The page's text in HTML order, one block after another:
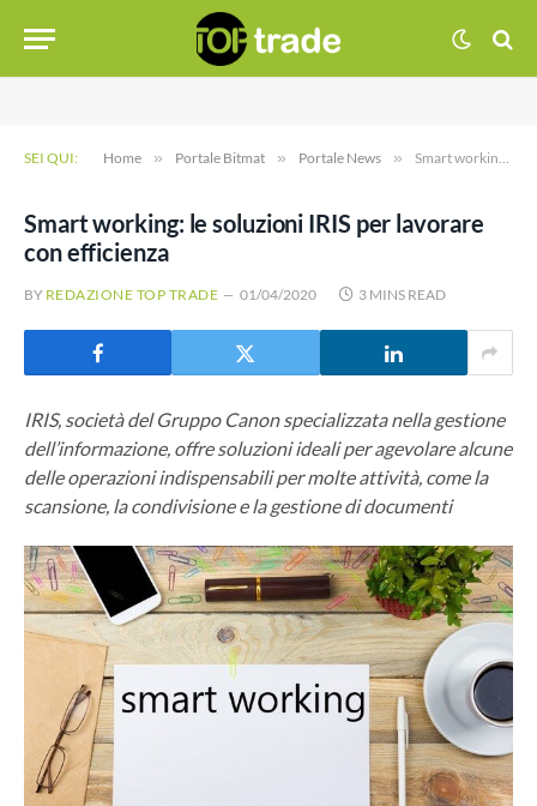
SEI QUI: Home » Portale Bitmat » Portale News » Smart working: le soluzioni IRIS per lavorare con efficienza
Smart working: le soluzioni IRIS per lavorare
con efficienza
BY REDAZIONE TOP TRADE 01/04/2020 3 MINS READ
IRIS, società del Gruppo Canon specializzata nella gestione
dell’informazione, offre soluzioni ideali per agevolare alcune
delle operazioni indispensabili per molte attività, come la
scansione, la condivisione e la gestione di documenti